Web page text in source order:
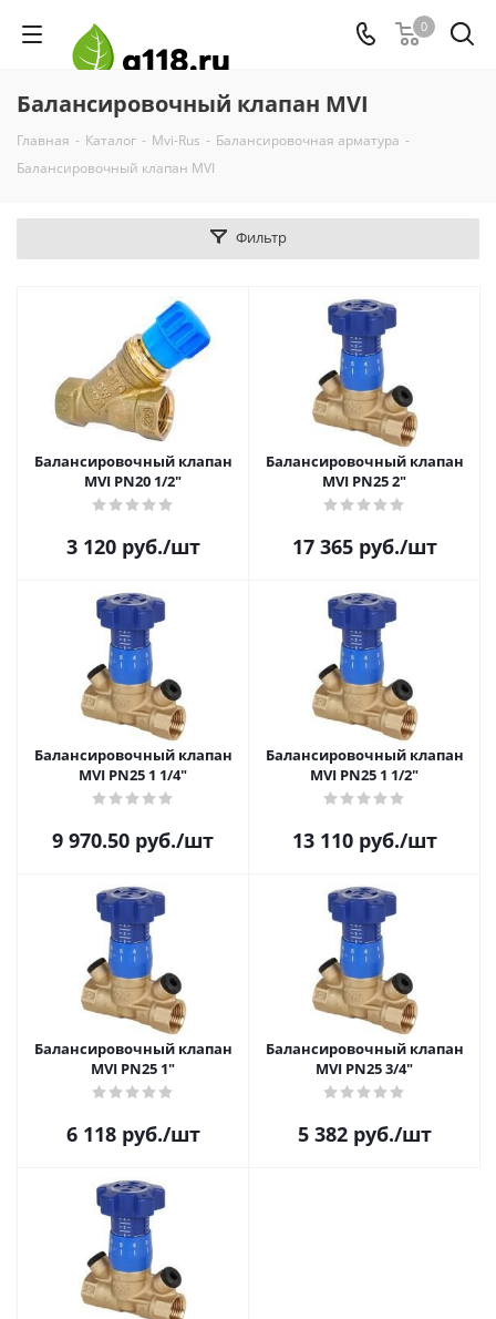
0
Балансировочный клапан MVI
Главная - Каталог - Mvi-Rus - Балансировочная арматура -
Балансировочный клапан MVI
Фильтр
Балансировочный клапан
MVI PN20 1/2"
3 120руб./шт
Балансировочный клапан
MVI PN25 2"
17 365руб./шт
Балансировочный клапан
MVI PN25 1 1/4"
9 970.50 руб./шт
Балансировочный клапан
MVI PN25 1 1/2"
13 110руб./шт
Балансировочный клапан
MVI PN25 1"
6 118руб./шт
Балансировочный клапан
MVI PN25 3/4"
5 382руб./шт